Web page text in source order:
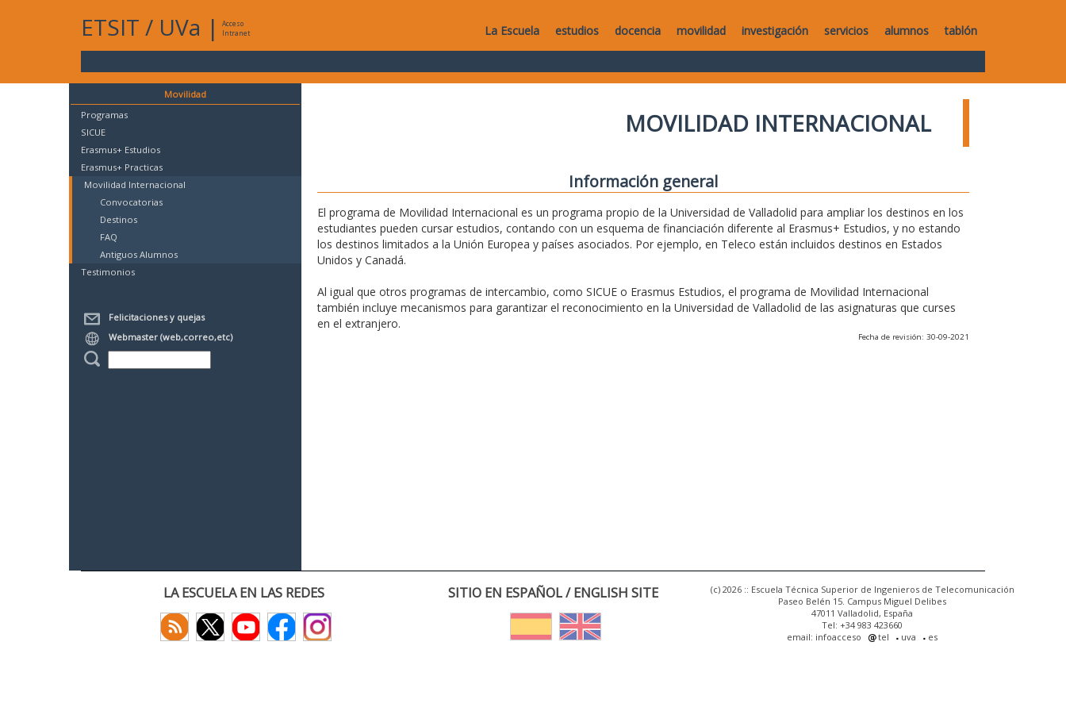
ETSIT / UVa |
Acceso
Intranet
La Escuela estudios docencia movilidad investigación servicios alumnos tablón
Movilidad
Programas
SICUE
Erasmus+ Estudios
Erasmus+ Practicas
Movilidad Internacional
Convocatorias
Destinos
FAQ
Antiguos Alumnos
Testimonios
Felicitaciones y quejas
Webmaster (web,correo,etc)
MOVILIDAD INTERNACIONAL
Información general
El programa de Movilidad Internacional es un programa propio de la Universidad de Valladolid para ampliar los destinos en los
estudiantes pueden cursar estudios, contando con un esquema de financiación diferente al Erasmus+ Estudios, y no estando
los destinos limitados a la Unión Europea y países asociados. Por ejemplo, en Teleco están incluidos destinos en Estados
Unidos y Canadá.
Al igual que otros programas de intercambio, como SICUE o Erasmus Estudios, el programa de Movilidad Internacional
también incluye mecanismos para garantizar el reconocimiento en la Universidad de Valladolid de las asignaturas que curses
en el extranjero.
Fecha de revisión: 30-09-2021
LA ESCUELA EN LAS REDES SITIO EN ESPAÑOL / ENGLISH SITE
(c) 2026 :: Escuela Técnica Superior de Ingenieros de Telecomunicación
Paseo Belén 15. Campus Miguel Delibes
47011 Valladolid, España
Tel: +34 983 423660
email: infoacceso
tel uva es